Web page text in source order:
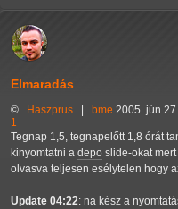
Elmaradás
© Haszprus bme 2005. jún
1
Tegnap 1,5, tegnapelőtt 1,8 órát
kinyomtatni a depo slide-okat
olvasva teljesen esélytelen hogy
Update 04:22: na kész a